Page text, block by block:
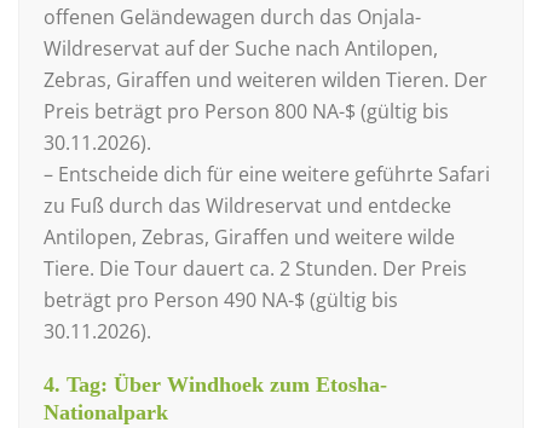
offenen Geländewagen durch das Onjala-
Wildreservat auf der Suche nach Antilopen,
Zebras, Giraffen und weiteren wilden Tieren. Der
Preis beträgt pro Person 800 NA-$ (gültig bis
30.11.2026).
– Entscheide dich für eine weitere geführte Safari
zu Fuß durch das Wildreservat und entdecke
Antilopen, Zebras, Giraffen und weitere wilde
Tiere. Die Tour dauert ca. 2 Stunden. Der Preis
beträgt pro Person 490 NA-$ (gültig bis
30.11.2026).
4. Tag: Über Windhoek zum Etosha-
Nationalpark